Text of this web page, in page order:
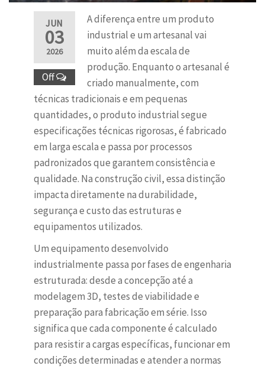
JUN
03
2026
Off
A diferença entre um produto
industrial e um artesanal vai
muito além da escala de
produção. Enquanto o artesanal é
criado manualmente, com
técnicas tradicionais e em pequenas
quantidades, o produto industrial segue
especificações técnicas rigorosas, é fabricado
em larga escala e passa por processos
padronizados que garantem consistência e
qualidade. Na construção civil, essa distinção
impacta diretamente na durabilidade,
segurança e custo das estruturas e
equipamentos utilizados.
Um equipamento desenvolvido
industrialmente passa por fases de engenharia
estruturada: desde a concepção até a
modelagem 3D, testes de viabilidade e
preparação para fabricação em série. Isso
significa que cada componente é calculado
para resistir a cargas específicas, funcionar em
condições determinadas e atender a normas